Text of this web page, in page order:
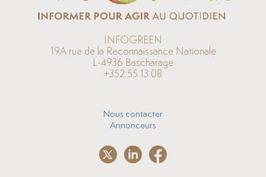
INFOGREEN
19A rue de la Reconnaissance Nationale
L-4936 Bascharage
+352 55 13 08
Nous contacter
Annonceurs